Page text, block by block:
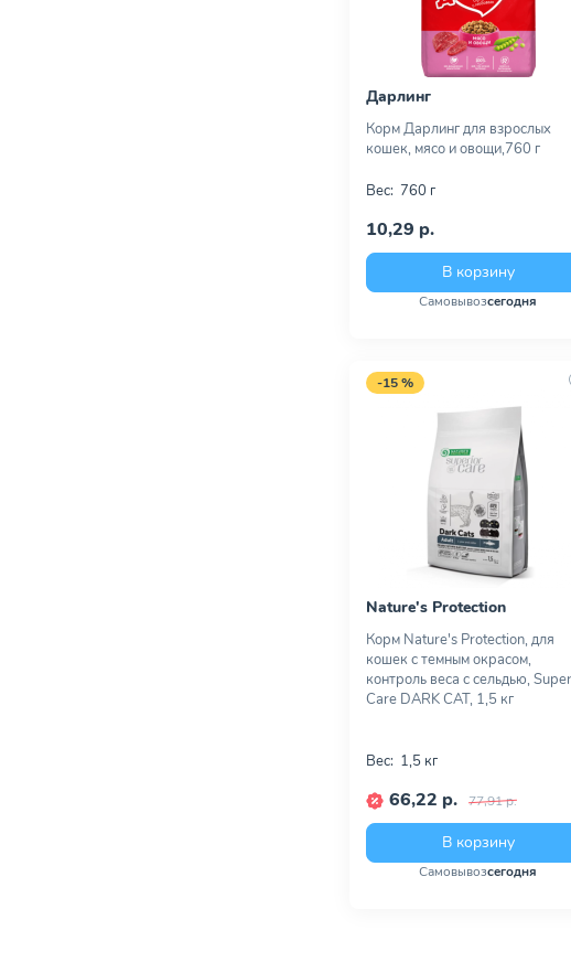
Дарлинг
Корм Дарлинг для взрослых
кошек, мясо и овощи,760 г
Вес: 760 г
10,29 р.
В корзину
Самовывозсегодня
-15 %
Nature's Protection
Корм Nature's Protection, для
кошек с темным окрасом,
контроль веса с сельдью,
Care DARK CAT, 1,5 кг
Вес: 1,5 кг
66,22 р. 77,91 р.
В корзину
Самовывозсегодня